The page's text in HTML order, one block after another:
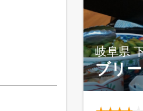
岐阜県
ブリ